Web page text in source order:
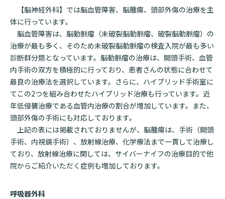
【脳神経外科】では脳血管障害、脳腫瘍、頭部外傷の治療を主
体に行っています。
脳血管障害は、脳動脈瘤（未破裂脳動脈瘤、破裂脳動脈瘤）の
治療が最も多く、そのため未破裂脳動脈瘤の検査入院が最も多い
診断群分類となっています。脳動脈瘤の治療は、開頭手術、血管
内手術の双方を積極的に行っており、患者さんの状態に合わせて
最良の治療法を選択しています。さらに、ハイブリッド手術室に
てこの2つを組み合わせたハイブリッド治療も行っています。近
年低侵襲治療である血管内治療の割合が増加しています。また、
頭部外傷の手術にも対応しております。
上記の表には掲載されておりませんが、脳腫瘍は、手術（開頭
手術、内視鏡手術）、放射線治療、化学療法まで一貫して治療し
ており、放射線治療に関しては、サイバーナイフの治療目的で他
院からご紹介いただく症例も増加しております。
呼吸器外科